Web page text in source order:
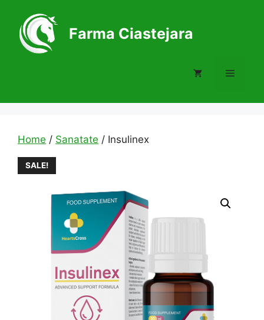
content
Farma Ciastejara
Menu
Home / Sanatate / Insulinex
SALE!